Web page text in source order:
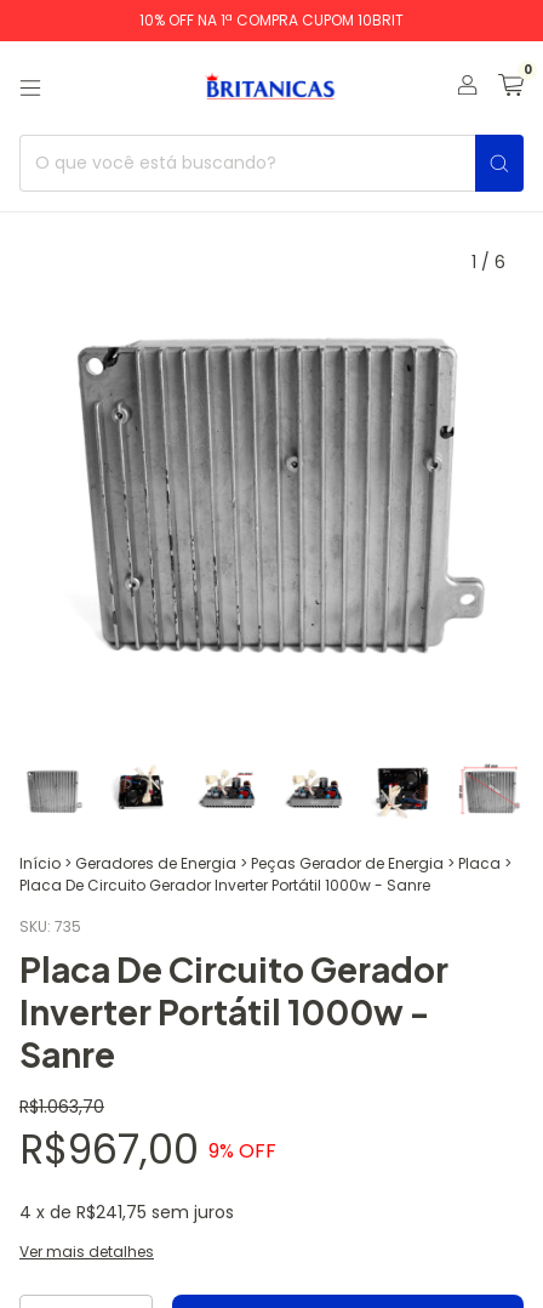
10% OFF NA 1ª COMPRA CUPOM 10BRIT
0
1 / 6
Início > Geradores de Energia > Peças Gerador de Energia > Placa >
Placa De Circuito Gerador Inverter Portátil 1000w - Sanre
SKU: 735
Placa De Circuito Gerador
Inverter Portátil 1000w -
Sanre
R$1.063,70
R$967,00 9% OFF
4 x de R$241,75 sem juros
Ver mais detalhes